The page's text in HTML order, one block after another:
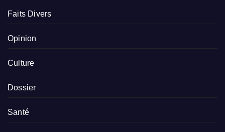
Faits Divers
Opinion
Culture
Dossier
Santé